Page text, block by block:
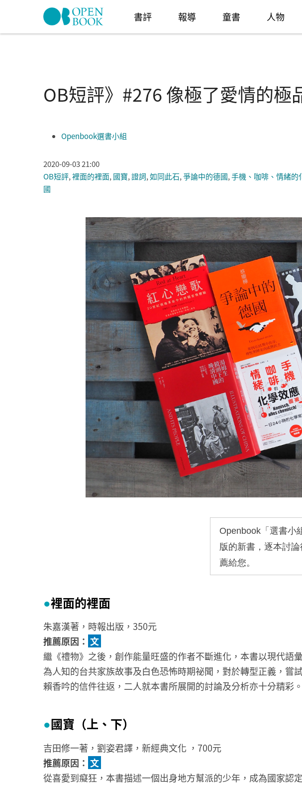
Skip to navigation
書評 報導 童書 人物
OB短評》#276 像極了愛情的極
Openbook選書小組
2020-09-03 21:00
OB短評,裡面的裡面, 國寶,證詞,如同此石,爭論中的德國,手機、咖啡、情緒的
國
Openbook 「選書
版的新書，逐本討
薦給您。
●裡面的裡面
朱嘉漢著，時報出版，350元
推薦原因： 文
繼《禮物》之後，創作能量旺盛的作者不斷進化，本書以現代語
為人知的台共家族故事及白色恐怖時期祕聞，對於轉型正義，嘗
賴香吟的信件往返，二人就本書所展開的討論及分析亦十分精彩
●國寶（上、下）
吉田修一著，劉姿君譯，新經典文化 ，700元
推薦原因： 文
從喜愛到癡狂，本書描述一個出身地方幫派的少年，成為國家認